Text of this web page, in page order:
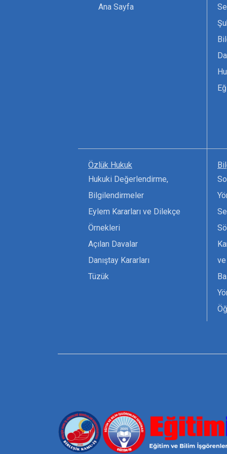
Ana Sayfa
Özlük Hukuk
Hukuki Değerlendirme,
Bilgilendirmeler
Eylem Kararları ve Dilekçe
Örnekleri
Açılan Davalar
Danıştay Kararları
Tüzük